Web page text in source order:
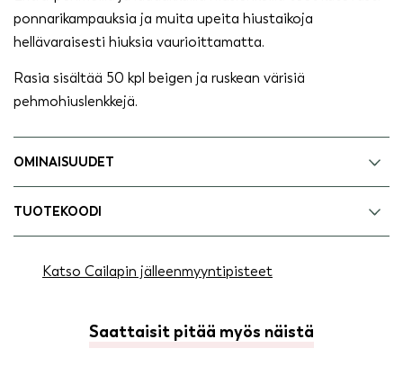
ponnarikampauksia ja muita upeita hiustaikoja
hellävaraisesti hiuksia vaurioittamatta.
Rasia sisältää 50 kpl beigen ja ruskean värisiä
pehmohiuslenkkejä.
OMINAISUUDET
TUOTEKOODI
Katso Cailapin jälleenmyyntipisteet
Saattaisit pitää myös näistä